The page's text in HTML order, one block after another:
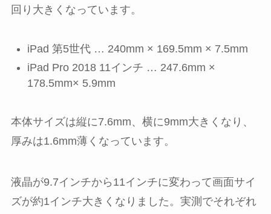
回り大きくなっています。
iPad 第5世代 … 240mm × 169.5mm × 7.5mm
iPad Pro 2018 11インチ … 247.6mm ×
178.5mm× 5.9mm
本体サイズは縦に7.6mm、横に9mm大きくなり、
厚みは1.6mm薄くなっています。
液晶が9.7インチから11インチに変わって画面サイ
ズが約1インチ大きくなりました。実測でそれぞれ